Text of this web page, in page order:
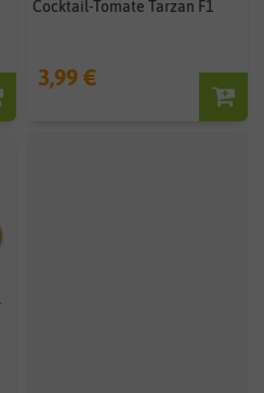
Cocktail-Tomate Tarzan F1
3,99 €